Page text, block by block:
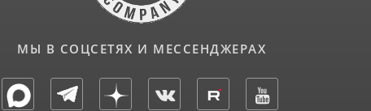
МЫ В СОЦСЕТЯХ И МЕССЕНДЖЕРАХ